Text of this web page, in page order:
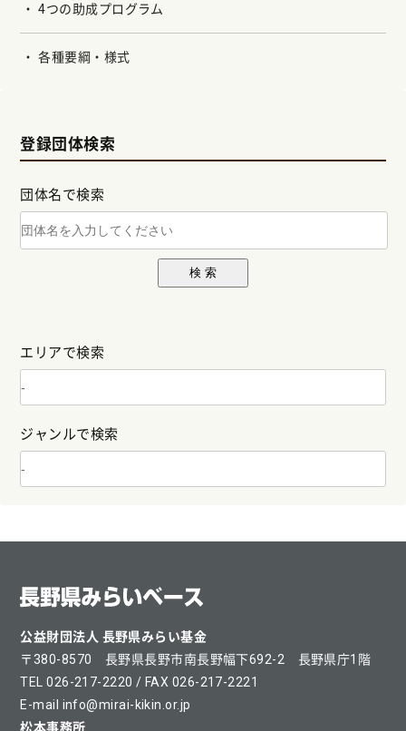
4つの助成プログラム
各種要綱・様式
登録団体検索
団体名で検索
検 索
エリアで検索
ジャンルで検索
公益財団法人 長野県みらい基金
〒380-8570 長野県長野市南長野幅下692-2 長野県庁1階
TEL 026-217-2220 / FAX 026-217-2221
E-mail info@mirai-kikin.or.jp
松本事務所